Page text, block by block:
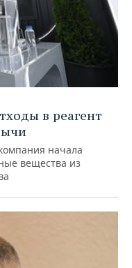
в реагент
начала
вещества из